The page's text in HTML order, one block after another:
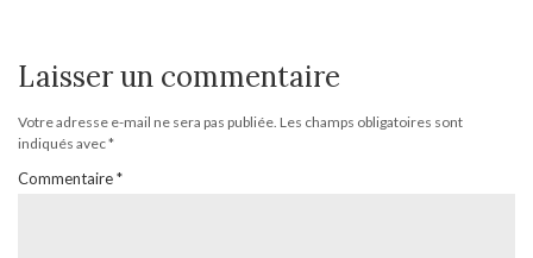
Laisser un commentaire
Votre adresse e-mail ne sera pas publiée. Les champs obligatoires sont
indiqués avec*
Commentaire*